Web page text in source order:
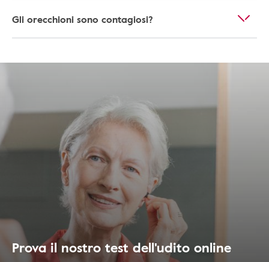
Gli orecchioni sono contagiosi?
Prova il nostro test dell'udito online